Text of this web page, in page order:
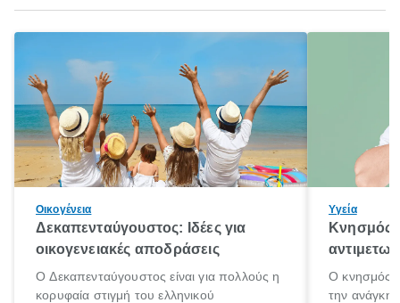
Οικογένεια
Δεκαπενταύγουστος: Ιδέες για
οικογενειακές αποδράσεις
Ο Δεκαπενταύγουστος είναι για πολλούς η
κορυφαία στιγμή του ελληνικού
Υγεία
Κνησμός:
Ο κνησμός
την ανάγκη